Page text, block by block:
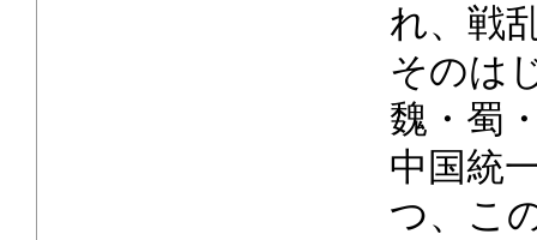
れ、戦
そのは
魏・蜀
中国統
つ、こ